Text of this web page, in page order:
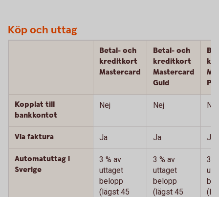
Köp och uttag
Betal- och
kreditkort
Mastercard
Betal- och
kreditkort
Mastercard
Guld
Kopplat till
bankkontot
Nej Nej Nej
Via faktura Ja Ja Ja
Automatuttag i
Sverige
3 % av
uttaget
belopp
(lägst 45
3 % av
uttaget
belopp
(lägst 45
3